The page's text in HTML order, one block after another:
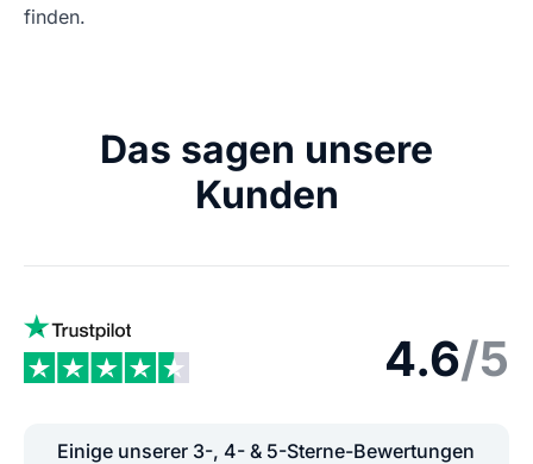
finden.
Das sagen unsere
Kunden
4.6/5
Einige unserer 3-, 4- & 5-Sterne-Bewertungen